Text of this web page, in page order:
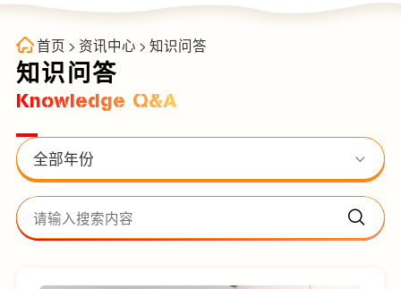
知识问答
Knowledge Q&A
全部年份
首页 > 资讯中心 > 知识问答